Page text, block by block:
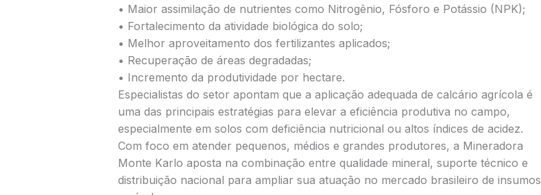
• Maior assimilação de nutrientes como Nitrogênio, Fósforo e Potássio (NPK);
• Fortalecimento da atividade biológica do solo;
• Melhor aproveitamento dos fertilizantes aplicados;
• Recuperação de áreas degradadas;
• Incremento da produtividade por hectare.
Especialistas do setor apontam que a aplicação adequada de calcário agrícola é
uma das principais estratégias para elevar a eficiência produtiva no campo,
especialmente em solos com deficiência nutricional ou altos índices de acidez.
Com foco em atender pequenos, médios e grandes produtores, a Mineradora
Monte Karlo aposta na combinação entre qualidade mineral, suporte técnico e
distribuição nacional para ampliar sua atuação no mercado brasileiro de insumos